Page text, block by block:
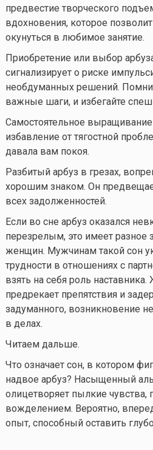
предвестие творческого
вдохновения, которое
окунуться в любимое занятие.
Приобретение или выбор
сигнализирует о риске
необдуманных решений.
важные шаги, и избегайте
Самостоятельное выращивание
избавление от тягостной
давала вам покоя.
Разбитый арбуз в грезах,
хорошим знаком. Он
всех задолженностей.
Если во сне арбуз оказался
перезрелым, это имеет разное
женщин. Мужчинам такой сон
трудности в отношениях с
взять на себя роль
предрекает препятствия и
задуманного, возникновение
в делах.
Читаем дальше.
Что означает сон, в котором
надвое арбуз? Насыщенный
олицетворяет пылкие чувства,
вожделением. Вероятно,
опыт, способный оставить